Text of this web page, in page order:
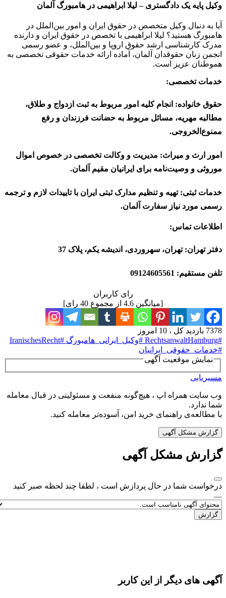
وکیل پایه یک دادگستری – لیلا ابراهیمی در هامبورگ آلمان
آیا به دنبال وکیل متخصص در حقوق ایران و امور بین‌الملل در
هامبورگ هستید؟ لیلا ابراهیمی با تخصص در حقوق ایران و دارنده
مدرک کارشناسی ارشد حقوق اروپا و بین‌الملل، و عضو رسمی
انجمن زنان حقوقدان آلمان، آماده ارائه خدمات حقوقی تخصصی به
هموطنان عزیز است.
خدمات تخصصی:
حقوق خانواده:انجام کلیه امور مربوط به ثبت ازدواج و طلاق،
مطالبه مهریه، مسائل مربوط به حضانت فرزندان و رفع
ممنوع‌الخروجی.
امور ارث و میراث:مدیریت و وکالت تخصصی در خصوص اموال
موروثی و وصیت‌نامه برای ایرانیان مقیم آلمان.
خدمات ثبتی:تهیه و تنظیم مدارک ثبتی ایران با تاییدات لازم و ترجمه
رسمی مورد نیاز سفارت آلمان.
اطلاعات تماس:
دفتر تهران:تهران، سهروردی، اندیشه یکم، پلاک 37
تلفن مستقیم:09124605561
رای کاربران
[میانگین4.6از مجموع40رای]
7378 بازدید کل ، 10 امروز
#خدمات_حقوقی_ایرانیان
نمایش موقعیت آگهی
مسیریابی
وب سایت همراه اپ ، هیچ‌گونه منفعت و مسئولیتی در قبال معامله
شما ندارد.
با مطالعه‌ی راهنمای خرید امن، آسوده‌تر معامله کنید.
گزارش مشکل آگهی
گزارش مشکل آگهی
درخواست شما در حال پردازش است ، لطفا چند لحظه صبر کنید
....
آگهی های دیگر از این کاربر